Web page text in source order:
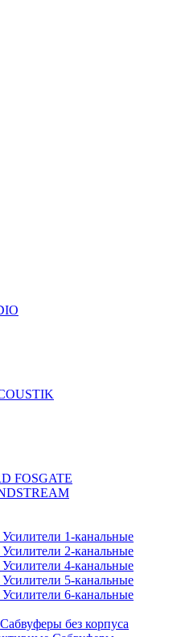
FOSGATE
Усилители 1-канальные
Усилители 2-канальные
Усилители 4-канальные
Усилители 5-канальные
Усилители 6-канальные
Сабвуферы без корпуса